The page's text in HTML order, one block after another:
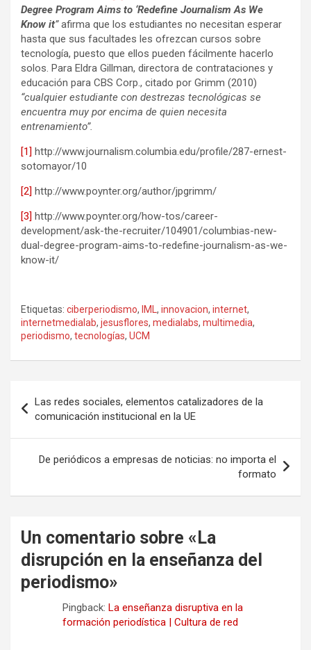
Degree Program Aims to ‘Redefine Journalism As We
Know it”afirma que los estudiantes no necesitan esperar
hasta que sus facultades les ofrezcan cursos sobre
tecnología, puesto que ellos pueden fácilmente hacerlo
solos. Para Eldra Gillman, directora de contrataciones y
educación para CBS Corp., citado por Grimm (2010)
“cualquier estudiante con destrezas tecnológicas se
encuentra muy por encima de quien necesita
entrenamiento”.
[1] http://www.journalism.columbia.edu/profile/287-ernest-
sotomayor/10
[2] http://www.poynter.org/author/jpgrimm/
[3] http://www.poynter.org/how-tos/career-
development/ask-the-recruiter/104901/columbias-new-
dual-degree-program-aims-to-redefine-journalism-as-we-
know-it/
Etiquetas: ciberperiodismo, IML , innovacion, internet,
internetmedialab, jesusflores, medialabs, multimedia,
periodismo, tecnologías, UCM
de
entradas
Las redes sociales, elementos catalizadores de la
comunicación institucional en la UE
De periódicos a empresas de noticias: no importa el
formato
Un comentario sobre « La
disrupción en la enseñanza del
periodismo»
Pingback: La enseñanza disruptiva en la
formación periodística | Cultura de red